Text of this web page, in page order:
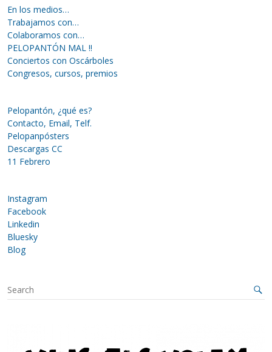
En los medios…
Trabajamos con…
Colaboramos con…
PELOPANTÓN MAL !!
Conciertos con Oscárboles
Congresos, cursos, premios
Pelopantón, ¿qué es?
Contacto, Email, Telf.
Pelopanpósters
Descargas CC
11 Febrero
Instagram
Facebook
Linkedin
Bluesky
Blog
S
e